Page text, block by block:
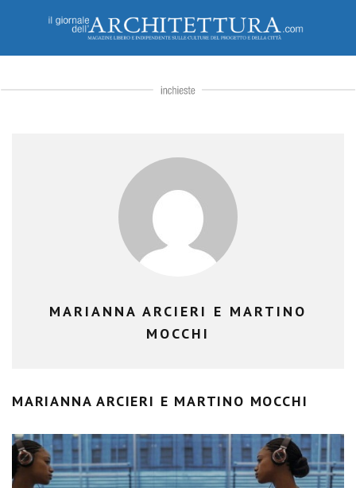
MARIANNA ARCIERI E MARTINO
MOCCHI
MARIANNA ARCIERI E MARTINO MOCCHI